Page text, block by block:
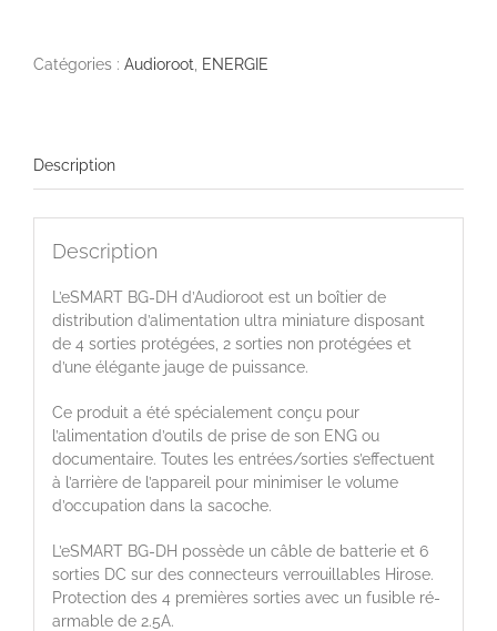
DH
Catégories : Audioroot ENERGIE
Description
Description
L’eSMART BG-DH d’Audioroot est un boîtier de
distribution d’alimentation ultra miniature disposant
de 4 sorties protégées, 2 sorties non protégées et
d’une élégante jauge de puissance.
Ce produit a été spécialement conçu pour
l’alimentation d’outils de prise de son ENG ou
documentaire. Toutes les entrées/sorties s’effectuent
à l’arrière de l’appareil pour minimiser le volume
d’occupation dans la sacoche.
L’eSMART BG-DH possède un câble de batterie et 6
sorties DC sur des connecteurs verrouillables Hirose.
Protection des 4 premières sorties avec un fusible ré-
armable de 2.5A.